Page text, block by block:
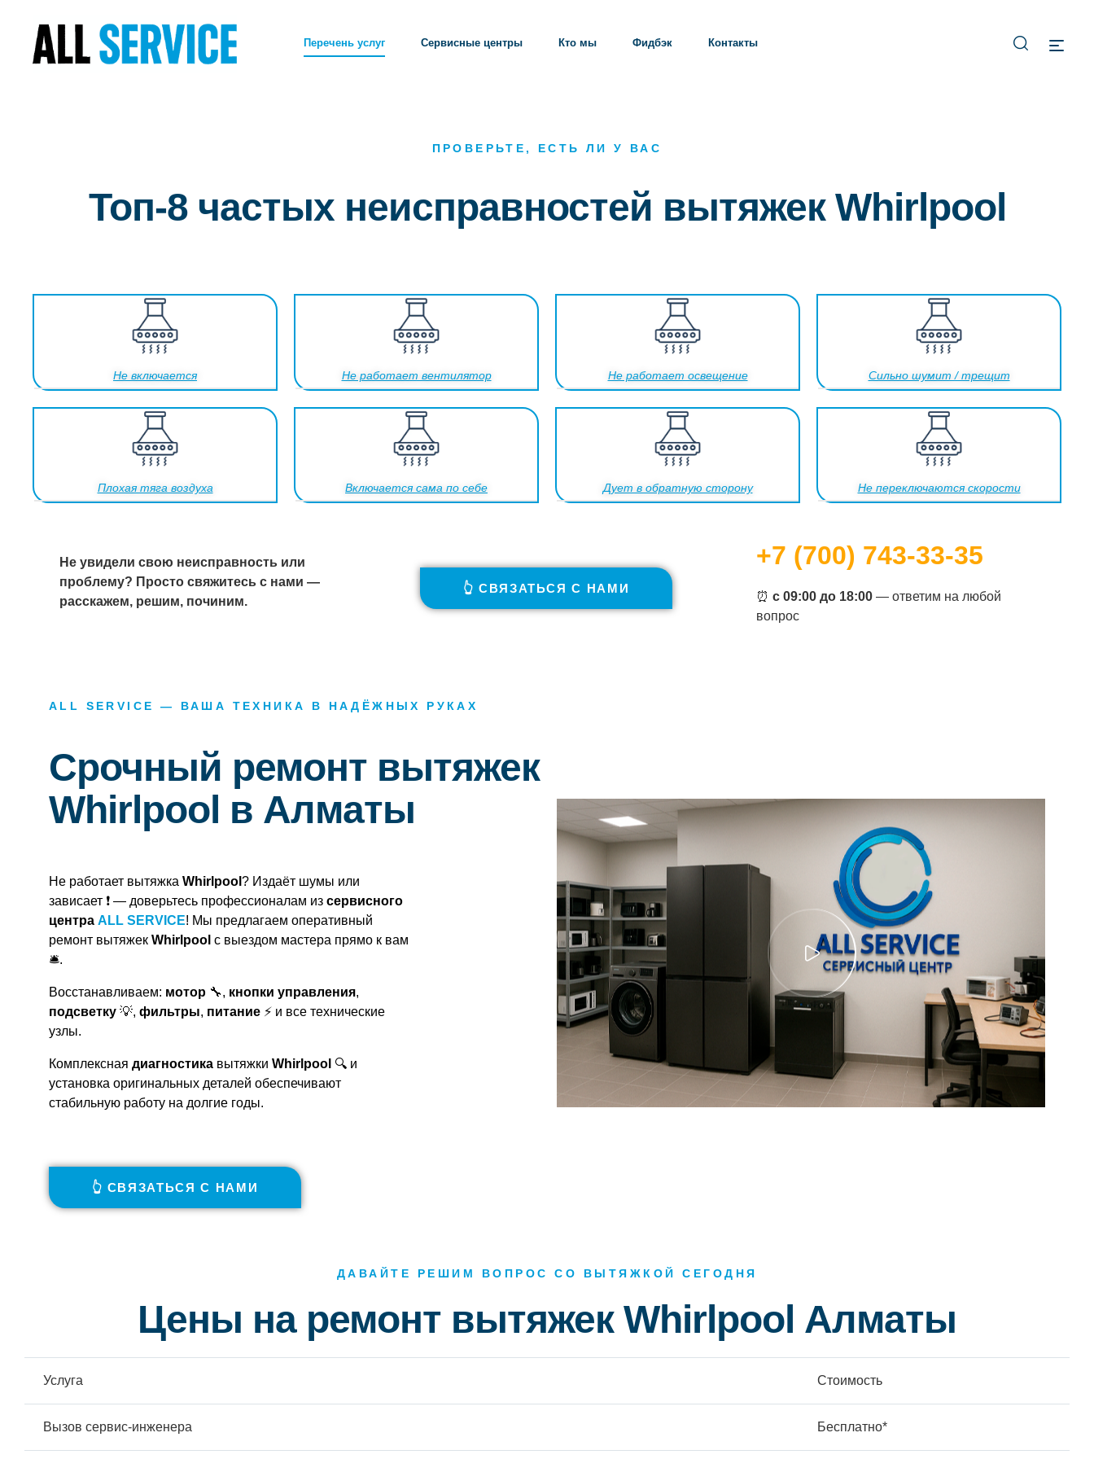
Перечень услуг Сервисные центры Кто мы Фидбэк Контакты
ПРОВЕРЬТЕ, ЕСТЬ ЛИ У ВАС
Топ-8 частых неисправностей вытяжек Whirlpool
Не включается Не работает вентилятор Не работает освещение Сильно шумит / трещит
Плохая тяга воздуха Включается сама по себе Дует в обратную сторону Не переключаются скорости
Не увидели свою неисправность или
проблему? Просто свяжитесь с нами —
расскажем, решим, починим.
👆 СВЯЗАТЬСЯ С НАМИ
+7 (700) 743-33-35
⏰ с 09:00 до 18:00— ответим на любой
вопрос
ALL SERVICE — ВАША ТЕХНИКА В НАДЁЖНЫХ РУКАХ
Срочный ремонт вытяжек
Whirlpool в Алматы
Не работает вытяжка Whirlpool ? Издаёт шумы или
зависает ❗ — доверьтесь профессионалам из сервисного
центра ALL SERVICE! Мы предлагаем оперативный
ремонт вытяжек Whirlpool с выездом мастера прямо к вам
🛎.
Восстанавливаем: мотор 🔧, кнопки управления,
подсветку 💡, фильтры, питание ⚡ и все технические
узлы.
Комплексная диагностика вытяжки Whirlpool 🔍 и
установка оригинальных деталей обеспечивают
стабильную работу на долгие годы.
👆 СВЯЗАТЬСЯ С НАМИ
ДАВАЙТЕ РЕШИМ ВОПРОС СО ВЫТЯЖКОЙ СЕГОДНЯ
Цены на ремонт вытяжек Whirlpool Алматы
Услуга Стоимость
Вызов сервис-инженера Бесплатно*